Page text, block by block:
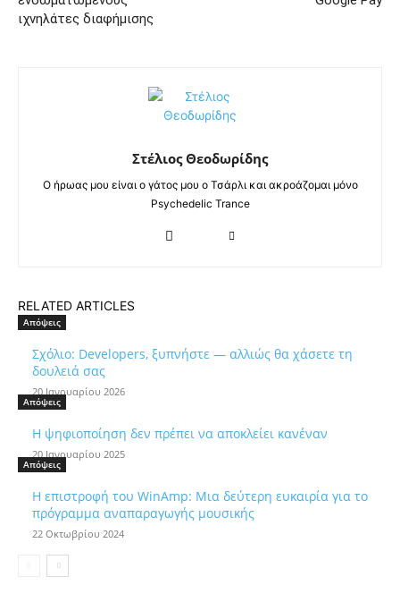
ιχνηλάτες διαφήμισης
Στέλιος Θεοδωρίδης
Ο ήρωας μου είναι ο γάτος μου ο Τσάρλι και ακροάζομαι μόνο
Psychedelic Trance
RELATED ARTICLES
Απόψεις
Σχόλιο: Developers, ξυπνήστε — αλλιώς θα χάσετε τη
δουλειά σας
20 Ιανουαρίου 2026
Απόψεις
Η ψηφιοποίηση δεν πρέπει να αποκλείει κανέναν
20 Ιανουαρίου 2025
Απόψεις
Η επιστροφή του WinAmp: Μια δεύτερη ευκαιρία για το
πρόγραμμα αναπαραγωγής μουσικής
22 Οκτωβρίου 2024